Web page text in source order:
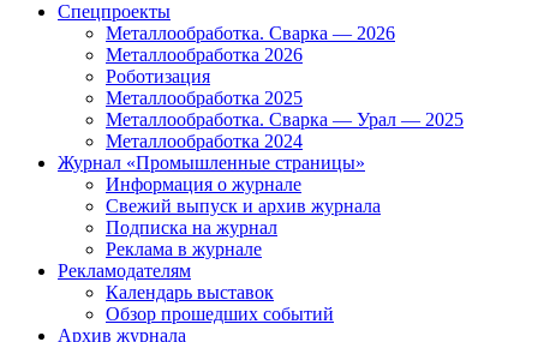
Спецпроекты
Металлообработка. Сварка — 2026
Металлообработка 2026
Роботизация
Металлообработка 2025
Металлообработка. Сварка — Урал — 2025
Металлообработка 2024
Журнал «Промышленные страницы»
Информация о журнале
Свежий выпуск и архив журнала
Подписка на журнал
Реклама в журнале
Рекламодателям
Календарь выставок
Обзор прошедших событий
Архив журнала